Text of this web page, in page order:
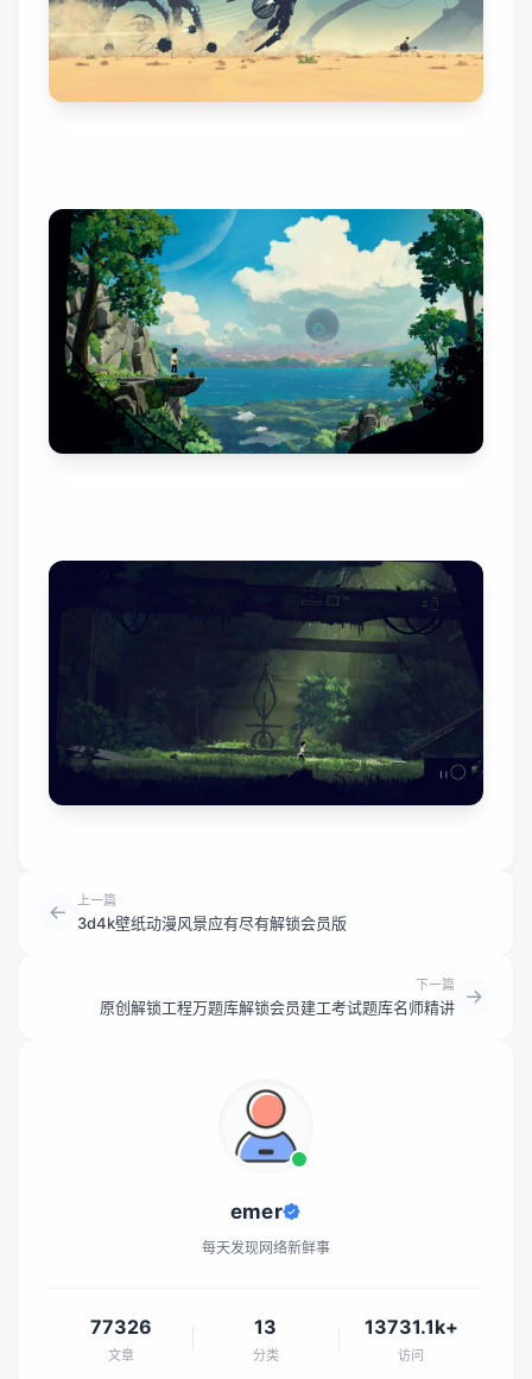
上一篇
3d4k壁纸动漫风景应有尽有解锁会员版
下一篇
原创解锁工程万题库解锁会员建工考试题库名师精讲
emer
每天发现网络新鲜事
77326
文章
13
分类
13731.1k+
访问